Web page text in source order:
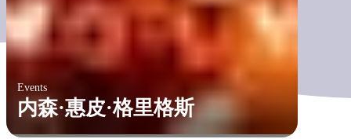
Events
内森·惠皮·格里格斯